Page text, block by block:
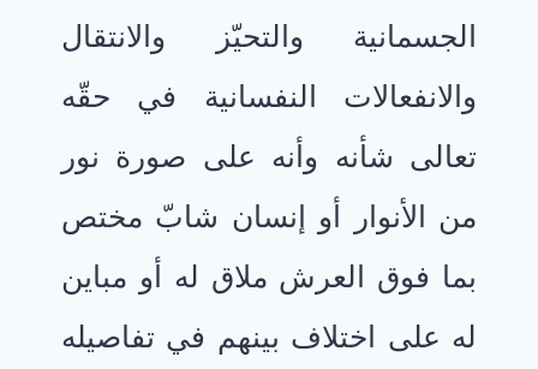
الجسمانية والتحيّز والانتقال
والانفعالات النفسانية في حقّه
تعالى شأنه وأنه على صورة نور
من الأنوار أو إنسان شابّ مختص
بما فوق العرش ملاق له أو مباين
له على اختلاف بينهم في تفاصيله